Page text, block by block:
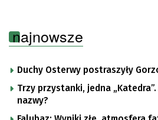
najnowsze
Duchy Osterwy postraszyły
Trzy przystanki, jedna
nazwy?